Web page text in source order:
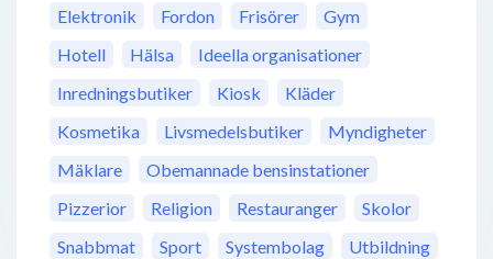
Elektronik
Fordon Frisörer
Gym
Hotell
Hälsa
Ideella organisationer
Inredningsbutiker
Kiosk
Kläder
Kosmetika
Livsmedelsbutiker
Myndigheter
Mäklare
Obemannade bensinstationer
Pizzerior
Religion Restauranger
Skolor
Snabbmat
Sport Systembolag
Utbildning